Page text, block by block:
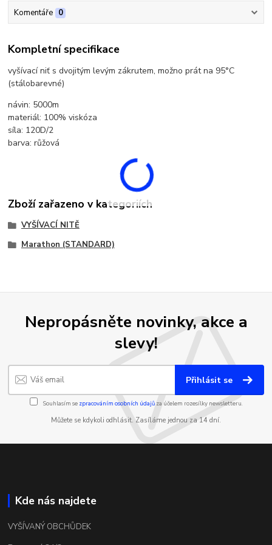
Komentáře 0
Kompletní specifikace
vyšívací niť s dvojitým levým zákrutem, možno prát na 95°C
(stálobarevné)
návin: 5000m
materiál: 100% viskóza
síla: 120D/2
barva: růžová
Zboží zařazeno v kategoriích
VYŠÍVACÍ NITĚ
Marathon (STANDARD)
Nepropásněte novinky, akce a
slevy!
Přihlásit se
Souhlasím se zpracováním osobních údajůza účelem rozesílky newsletteru.
Můžete se kdykoli odhlásit. Zasíláme jednou za 14 dní.
Kde nás najdete
VYŠÍVANÝ OBCHŮDEK